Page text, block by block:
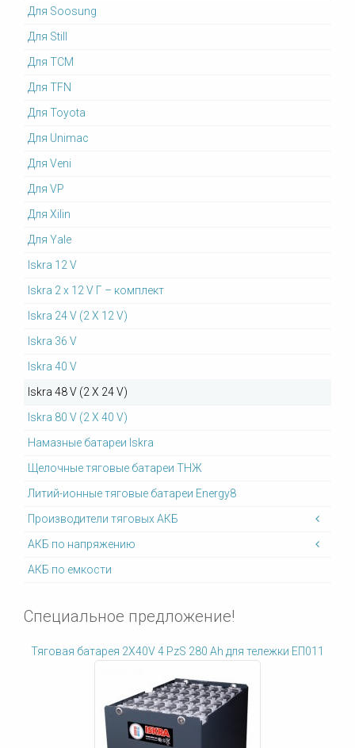
Для Soosung
Для Still
Для TCM
Для TFN
Для Toyota
Для Unimac
Для Veni
Для VP
Для Xilin
Для Yale
Iskra 12 V
Iskra 2 x 12 V Г – комплект
Iskra 24 V (2 X 12 V)
Iskra 36 V
Iskra 40 V
Iskra 48 V (2 X 24 V)
Iskra 80 V (2 X 40 V)
Намазные батареи Iskra
Щелочные тяговые батареи ТНЖ
Литий-ионные тяговые батареи Energy8
Производители тяговых АКБ
АКБ по напряжению
АКБ по емкости
Специальное предложение!
Тяговая батарея 2X40V 4 PzS 280 Ah для тележки ЕП011